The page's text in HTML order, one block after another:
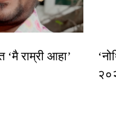
राम्री आहा’